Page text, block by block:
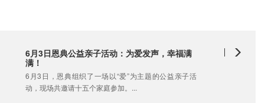
6月3日恩典公益亲子活动：为爱发声，幸福满
满！
6月3日，恩典组织了一场以“爱”为主题的公益亲子活
动，现场共邀请十五个家庭参加。...